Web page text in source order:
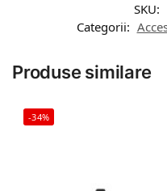
SKU:
Categorii:
Produse similare
-34%